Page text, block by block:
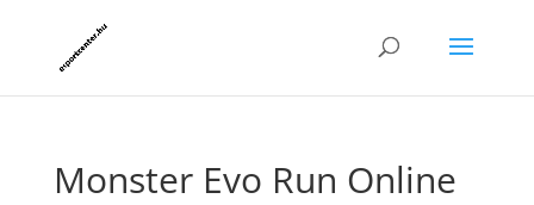
Monster Evo Run Online